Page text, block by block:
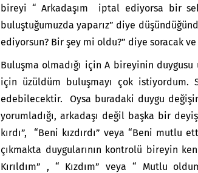
bireyi “ Arkadaşım iptal ediyorsa bir
buluştuğumuzda yaparız” diye
ediyorsun? Bir şey mi oldu?” diye soracak ve
Buluşma olmadığı için A bireyinin duygusu
için üzüldüm buluşmayı çok istiyordum.
edebilecektir. Oysa buradaki duygu
yorumladığı, arkadaşı değil başka bir
kırdı”, “Beni kızdırdı” veya “Beni
çıkmakta duygularının kontrolü bireyin
Kırıldım” , “ Kızdım” veya “ Mutlu